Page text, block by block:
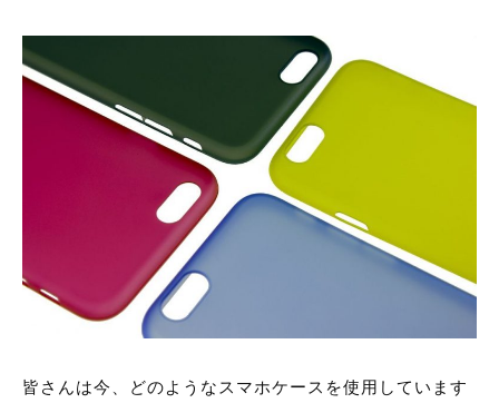
皆さんは今、どのようなスマホケースを使用しています